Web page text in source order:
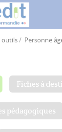
outils Personne âgée :
Fiches à
pédagogiques